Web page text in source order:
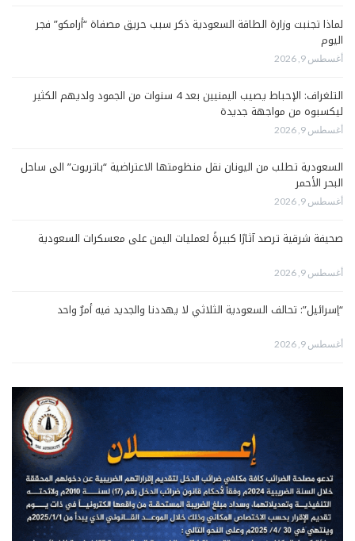
لماذا تجنبت وزارة الطاقة السعودية ذكر سبب حريق مصفاة “أرامكو” فجر
اليوم
أغسطس 9, 2026
التلغراف: الإحباط يصيب اليمنيين بعد 4 سنوات من الجمود ولديهم الكثير
ليكسبوه من مواجهة جديدة
أغسطس 9, 2026
السعودية تطلب من اليونان نقل منظومتها الاعتراضية “باتريوت” الى ساحل
البحر الأحمر
أغسطس 9, 2026
صحيفة شرقية ترصد آثارًا كبيرةً لعمليات اليمن على معسكرات السعودية
أغسطس 9, 2026
“إسرائيل”: تحالف السعودية الثلاثي لا يهددنا والجديد فيه أمرٌ واحد
أغسطس 9, 2026